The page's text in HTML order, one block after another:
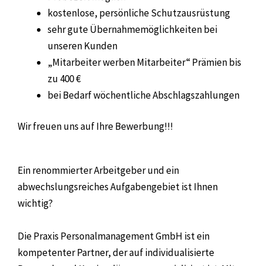
kostenlose, persönliche Schutzausrüstung
sehr gute Übernahmemöglichkeiten bei
unseren Kunden
„Mitarbeiter werben Mitarbeiter“ Prämien bis
zu 400 €
bei Bedarf wöchentliche Abschlagszahlungen
Wir freuen uns auf Ihre Bewerbung!!!
Ein renommierter Arbeitgeber und ein
abwechslungsreiches Aufgabengebiet ist Ihnen
wichtig?
Die Praxis Personalmanagement GmbH ist ein
kompetenter Partner, der auf individualisierte